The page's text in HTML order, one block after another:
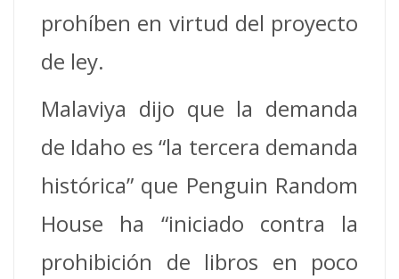
prohíben en virtud del proyecto
de ley.
Malaviya dijo que la demanda
de Idaho es “la tercera demanda
histórica” que Penguin Random
House ha “iniciado contra la
prohibición de libros en poco